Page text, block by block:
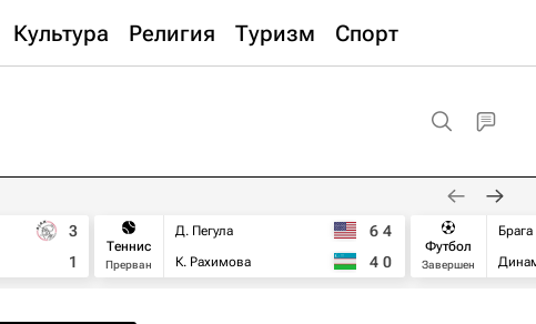
Культура Религия Туризм Спорт
3
1
Теннис
Прерван
Д. Пегула
К. Рахимова
6 4
4 0
Футбол
Завершен
Брага